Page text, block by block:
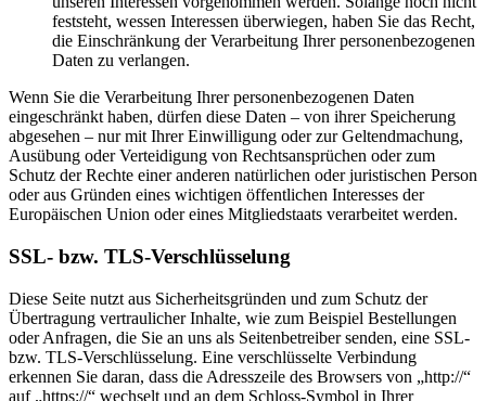
feststeht, wessen Interessen überwiegen, haben Sie das Recht,
die Einschränkung der Verarbeitung Ihrer personenbezogenen
Daten zu verlangen.
Wenn Sie die Verarbeitung Ihrer personenbezogenen Daten
eingeschränkt haben, dürfen diese Daten – von ihrer Speicherung
abgesehen – nur mit Ihrer Einwilligung oder zur Geltendmachung,
Ausübung oder Verteidigung von Rechtsansprüchen oder zum
Schutz der Rechte einer anderen natürlichen oder juristischen Person
oder aus Gründen eines wichtigen öffentlichen Interesses der
Europäischen Union oder eines Mitgliedstaats verarbeitet werden.
SSL- bzw. TLS-Verschlüsselung
Diese Seite nutzt aus Sicherheitsgründen und zum Schutz der
Übertragung vertraulicher Inhalte, wie zum Beispiel Bestellungen
oder Anfragen, die Sie an uns als Seitenbetreiber senden, eine SSL-
bzw. TLS-Verschlüsselung. Eine verschlüsselte Verbindung
erkennen Sie daran, dass die Adresszeile des Browsers von „http://“
auf „https://“ wechselt und an dem Schloss-Symbol in Ihrer